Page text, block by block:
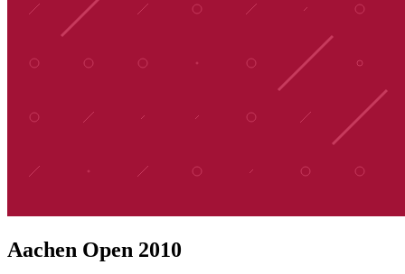
Aachen Open 2010